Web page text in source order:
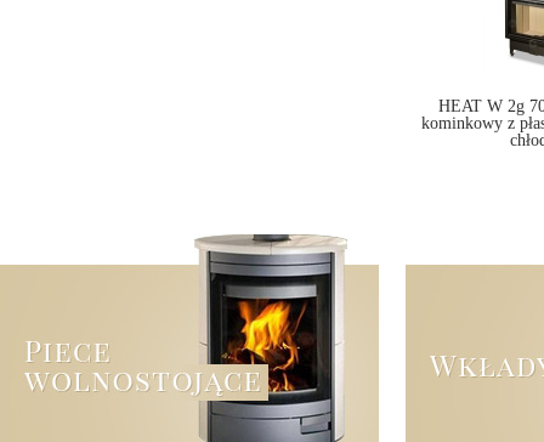
HEAT W 2g
kominkowy z